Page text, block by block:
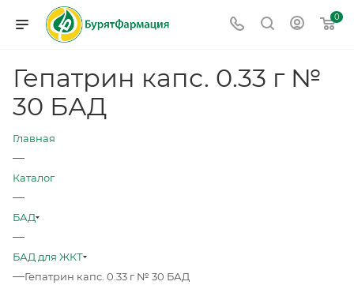
0
Гепатрин капс. 0.33 г №
30 БАД
Главная
—
Каталог
—
БАД
—
БАД для ЖКТ
—Гепатрин капс. 0.33 г № 30 БАД